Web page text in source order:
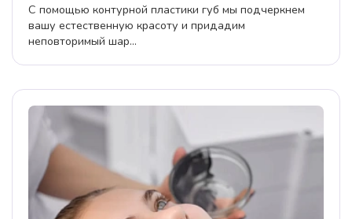
С помощью контурной пластики губ мы подчеркнем
вашу естественную красоту и придадим
неповторимый шар...